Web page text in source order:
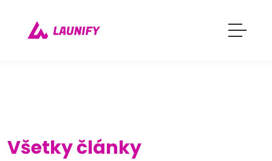
Všetky články